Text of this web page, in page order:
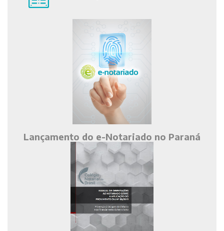
Lançamento do e-Notariado no Paraná